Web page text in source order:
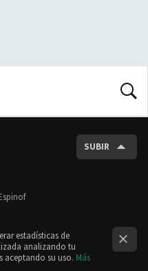
SUBIR
estadísticas de
analizando tu
aceptando su uso. Más